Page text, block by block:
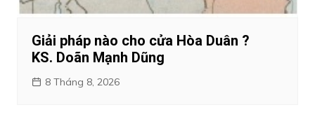
Giải pháp nào cho cửa Hòa Duân ?
KS. Doãn Mạnh Dũng
8 Tháng 8, 2026